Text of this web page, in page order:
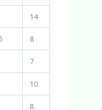
14
8
7
10
8